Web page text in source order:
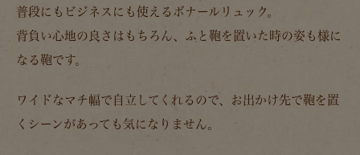
普段にもビジネスにも使えるボナールリュック。
背負い心地の良さはもちろん、ふと鞄を置いた時の姿も様に
なる鞄です。
ワイドなマチ幅で自立してくれるので、お出かけ先で鞄を置
くシーンがあっても気になりません。